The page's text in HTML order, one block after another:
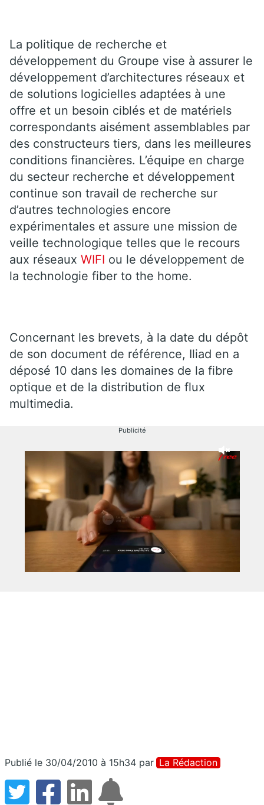
La politique de recherche et
développement du Groupe vise à assurer le
développement d’architectures réseaux et
de solutions logicielles adaptées à une
offre et un besoin ciblés et de matériels
correspondants aisément assemblables par
des constructeurs tiers, dans les meilleures
conditions financières. L’équipe en charge
du secteur recherche et développement
continue son travail de recherche sur
d’autres technologies encore
expérimentales et assure une mission de
veille technologique telles que le recours
aux réseaux WIFI ou le développement de
la technologie fiber to the home.
Concernant les brevets, à la date du dépôt
de son document de référence, Iliad en a
déposé 10 dans les domaines de la fibre
optique et de la distribution de flux
multimedia.
Publicité
Publié le 30/04/2010 à 15h34 par La Rédaction